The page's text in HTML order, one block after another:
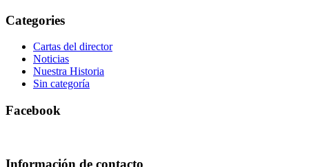
Categories
Cartas del director
Noticias
Nuestra Historia
Sin categoría
Facebook
Información de contacto